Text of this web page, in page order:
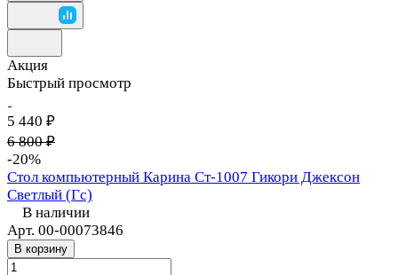
Акция
Быстрый просмотр
5 440 ₽
6 800 ₽
-20%
Стол компьютерный Карина Ст-1007 Гикори Джексон
Светлый (Гс)
В наличии
Арт. 00-00073846
В корзину